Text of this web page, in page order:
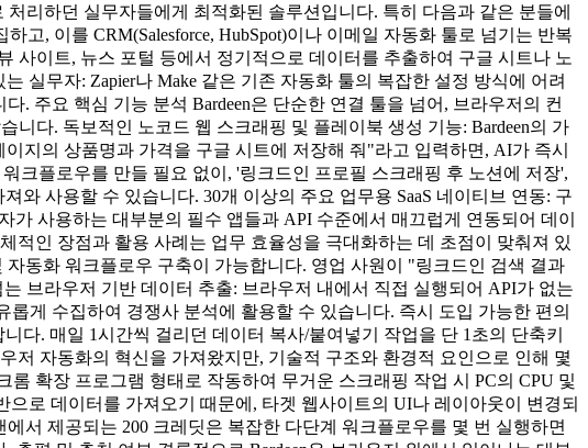
리하던 실무자들에게 최적화된 솔루션입니다. 특히 다음과 같은 분들에
고, 이를 CRM(Salesforce, HubSpot)이나 이메일 자동화 툴로 넘기는 반복
사이트, 뉴스 포털 등에서 정기적으로 데이터를 추출하여 구글 시트나 노
실무자: Zapier나 Make 같은 기존 자동화 툴의 복잡한 설정 방식에 어려
. 주요 핵심 기능 분석 Bardeen은 단순한 연결 툴을 넘어, 브라우저의 컨
다. 독보적인 노코드 웹 스크래핑 및 플레이북 생성 기능: Bardeen의 가
지의 상품명과 가격을 구글 시트에 저장해 줘"라고 입력하면, AI가 즉시
크플로우를 만들 필요 없이, '링크드인 프로필 스크래핑 후 노션에 저장',
사용할 수 있습니다. 30개 이상의 주요 업무용 SaaS 네이티브 연동: 구
가 사용하는 대부분의 필수 앱들과 API 수준에서 매끄럽게 연동되어 데이
적인 장점과 활용 사례는 업무 효율성을 극대화하는 데 초점이 맞춰져 있
동화 워크플로우 구축이 가능합니다. 영업 사원이 "링크드인 검색 결과
브라우저 기반 데이터 추출: 브라우저 내에서 직접 실행되어 API가 없는
게 수집하여 경쟁사 분석에 활용할 수 있습니다. 즉시 도입 가능한 편의
다. 매일 1시간씩 걸리던 데이터 복사/붙여넣기 작업을 단 1초의 단축키
저 자동화의 혁신을 가져왔지만, 기술적 구조와 환경적 요인으로 인해 몇
확장 프로그램 형태로 작동하여 무거운 스크래핑 작업 시 PC의 CPU 및
로 데이터를 가져오기 때문에, 타겟 웹사이트의 UI나 레이아웃이 변경되
서 제공되는 200 크레딧은 복잡한 다단계 워크플로우를 몇 번 실행하면